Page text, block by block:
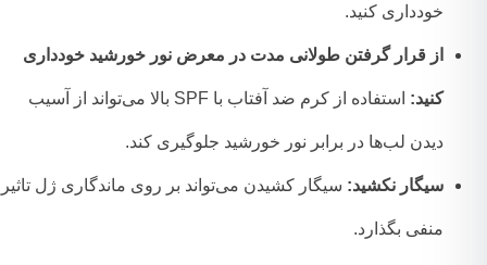
خودداری کنید.
از قرار گرفتن طولانی مدت در معرض نور خورشید خودداری
کنید: استفاده از کرم ضد آفتاب با SPF بالا می‌تواند از آسیب
دیدن لب‌ها در برابر نور خورشید جلوگیری کند.
سیگار نکشید:سیگار کشیدن می‌تواند بر روی ماندگاری ژل تاثیر
منفی بگذارد.